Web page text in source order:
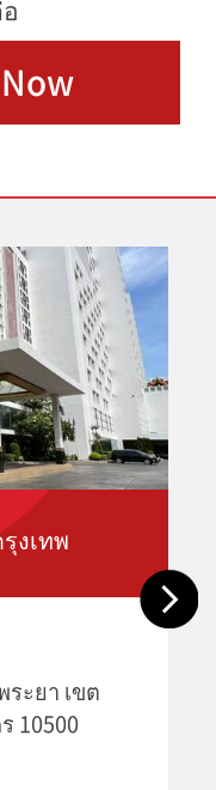
งเทพ
ะยา เขต
10500